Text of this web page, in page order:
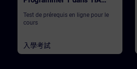
Test de prérequis en ligne pour le
cours
入學考試